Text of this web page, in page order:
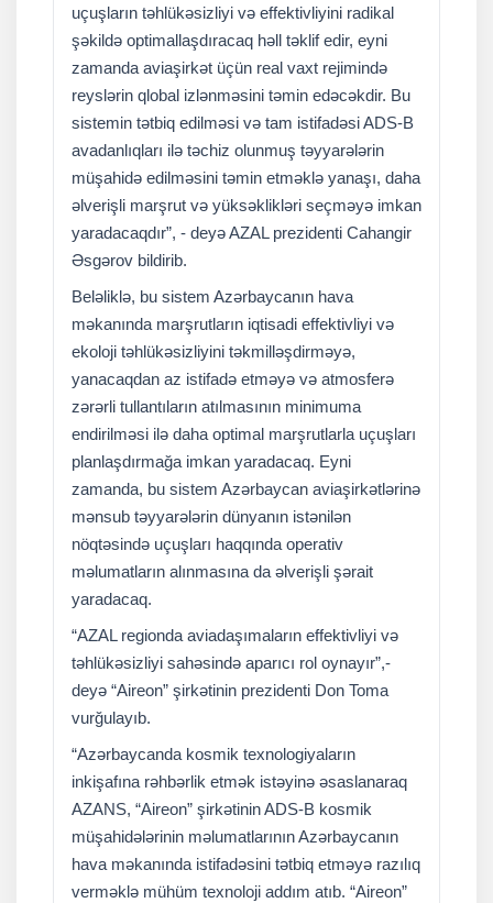
uçuşların təhlükəsizliyi və effektivliyini radikal
şəkildə optimallaşdıracaq həll təklif edir, eyni
zamanda aviaşirkət üçün real vaxt rejimində
reyslərin qlobal izlənməsini təmin edəcəkdir. Bu
sistemin tətbiq edilməsi və tam istifadəsi ADS-B
avadanlıqları ilə təchiz olunmuş təyyarələrin
müşahidə edilməsini təmin etməklə yanaşı, daha
əlverişli marşrut və yüksəklikləri seçməyə imkan
yaradacaqdır”, - deyə AZAL prezidenti Cahangir
Əsgərov bildirib.
Beləliklə, bu sistem Azərbaycanın hava
məkanında marşrutların iqtisadi effektivliyi və
ekoloji təhlükəsizliyini təkmilləşdirməyə,
yanacaqdan az istifadə etməyə və atmosferə
zərərli tullantıların atılmasının minimuma
endirilməsi ilə daha optimal marşrutlarla uçuşları
planlaşdırmağa imkan yaradacaq. Eyni
zamanda, bu sistem Azərbaycan aviaşirkətlərinə
mənsub təyyarələrin dünyanın istənilən
nöqtəsində uçuşları haqqında operativ
məlumatların alınmasına da əlverişli şərait
yaradacaq.
“AZAL regionda aviadaşımaların effektivliyi və
təhlükəsizliyi sahəsində aparıcı rol oynayır”,-
deyə “Aireon” şirkətinin prezidenti Don Toma
vurğulayıb.
“Azərbaycanda kosmik texnologiyaların
inkişafına rəhbərlik etmək istəyinə əsaslanaraq
AZANS, “Aireon” şirkətinin ADS-B kosmik
müşahidələrinin məlumatlarının Azərbaycanın
hava məkanında istifadəsini tətbiq etməyə razılıq
verməklə mühüm texnoloji addım atıb. “Aireon”